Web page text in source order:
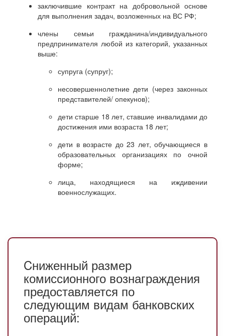
заключившие контракт на добровольной основе
для выполнения задач, возложенных на ВС РФ;
члены семьи гражданина/индивидуального
предпринимателя любой из категорий, указанных
выше:
супруга (супруг);
несовершеннолетние дети (через законных
представителей/ опекунов);
дети старше 18 лет, ставшие инвалидами до
достижения ими возраста 18 лет;
дети в возрасте до 23 лет, обучающиеся в
образовательных организациях по очной
форме;
лица, находящиеся на иждивении
военнослужащих.
Cниженный размер
комиссионного вознаграждения
предоставляется по
следующим видам банковских
операций: